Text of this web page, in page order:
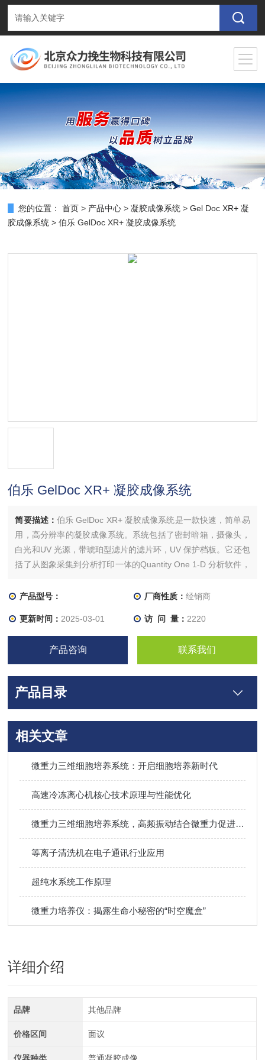
您的位置： 首页 > 产品中心 >凝胶成像系统 >Gel Doc XR+ 凝
胶成像系统 > 伯乐 GelDoc XR+ 凝胶成像系统
伯乐 GelDoc XR+ 凝胶成像系统
简要描述：伯乐 GelDoc XR+ 凝胶成像系统是一款快速，简单易
用，高分辨率的凝胶成像系统。系统包括了密封暗箱，摄像头，
白光和UV 光源，带琥珀型滤片的滤片环，UV 保护档板。它还包
括了从图象采集到分析打印一体的Quantity One 1-D 分析软件，
产品型号：
厂商性质： 经销商
更新时间： 2025-03-01 访 问 量： 2220
产品咨询 联系我们
产品目录
相关文章
微重力三维细胞培养系统：开启细胞培养新时代
高速冷冻离心机核心技术原理与性能优化
微重力三维细胞培养系统，高频振动结合微重力促进骨细胞修复
等离子清洗机在电子通讯行业应用
超纯水系统工作原理
微重力培养仪：揭露生命小秘密的“时空魔盒”
详细介绍
品牌 其他品牌
价格区间 面议